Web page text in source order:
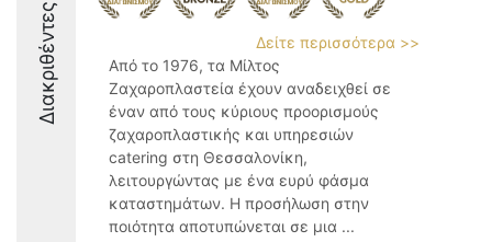
Διακριθέντες
Δείτε περισσότερα >>
Από το 1976, τα Μίλτος
Ζαχαροπλαστεία έχουν αναδειχθεί σε
έναν από τους κύριους προορισμούς
ζαχαροπλαστικής και υπηρεσιών
catering στη Θεσσαλονίκη,
λειτουργώντας με ένα ευρύ φάσμα
καταστημάτων. Η προσήλωση στην
ποιότητα αποτυπώνεται σε μια ...